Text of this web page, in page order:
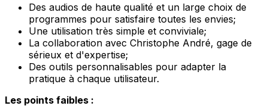
Des audios de haute qualité et un large choix de
programmes pour satisfaire toutes les envies;
Une utilisation très simple et conviviale;
La collaboration avec Christophe André, gage de
sérieux et d'expertise;
Des outils personnalisables pour adapter la
pratique à chaque utilisateur.
Les points faibles :